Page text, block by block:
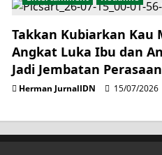
Takkan Kubiarkan Kau
Angkat Luka Ibu dan
Jadi Jembatan Perasaan
Herman JurnalIDN 15/07/2026